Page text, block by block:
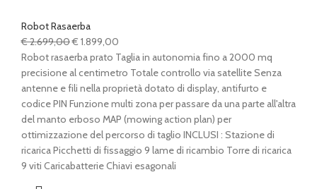
Robot Rasaerba
€2.699,00Il
prezzo
originale
era:
€ 2.699,00.
€ 1.899,00
prezzo
attuale
è:
€ 1.899,00.
Robot rasaerba prato Taglia in autonomia fino a 2000 mq
precisione al centimetro Totale controllo via satellite Senza
antenne e fili nella proprietà dotato di display, antifurto e
codice PIN Funzione multi zona per passare da una parte all'altra
del manto erboso MAP (mowing action plan) per
ottimizzazione del percorso di taglio INCLUSI : Stazione di
ricarica Picchetti di fissaggio 9 lame di ricambio Torre di ricarica
9 viti Caricabatterie Chiavi esagonali